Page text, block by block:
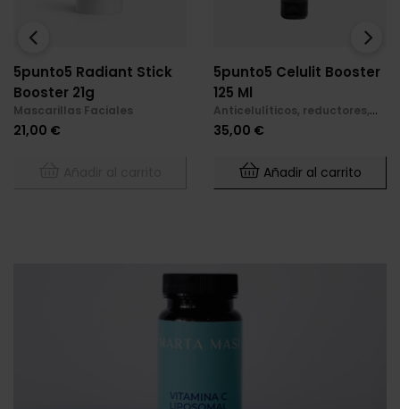
5punto5 Radiant Stick
Booster 21g
Mascarillas Faciales
Precio
21,00 €
5punto5 Celulit Booster
125 Ml
Anticelulíticos, reductores,
reafirmantes
Precio
35,00 €
Añadir al carrito
‹ ›